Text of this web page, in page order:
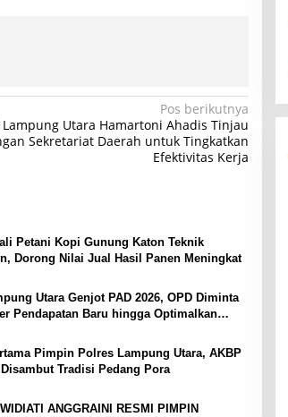
Pos berikutnya
Utara Hamartoni Ahadis Tinjau
Sekretariat Daerah untuk Tingkatkan
Efektivitas Kerja
Petani Kopi Gunung Katon Teknik
Dorong Nilai Jual Hasil Panen Meningkat
Utara Genjot PAD 2026, OPD Diminta
Pendapatan Baru hingga Optimalkan
Pimpin Polres Lampung Utara, AKBP
Tradisi Pedang Pora
ANGGRAINI RESMI PIMPIN